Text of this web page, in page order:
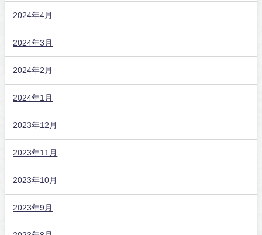
2024年4月
2024年3月
2024年2月
2024年1月
2023年12月
2023年11月
2023年10月
2023年9月